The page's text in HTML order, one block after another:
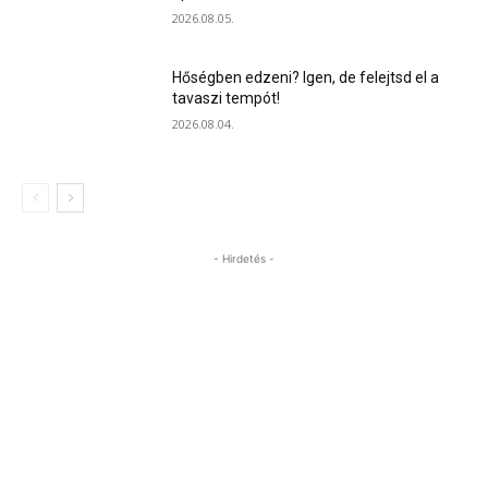
2026.08.05.
Hőségben edzeni? Igen, de felejtsd el a
tavaszi tempót!
2026.08.04.
- Hirdetés -